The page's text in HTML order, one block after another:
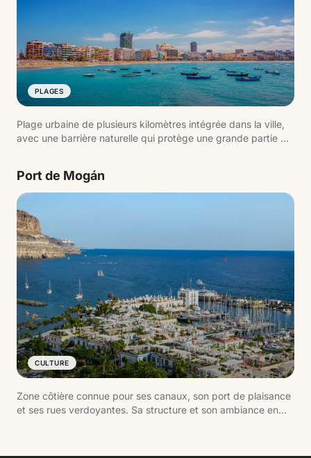
PLAGES
Plage urbaine de plusieurs kilomètres intégrée dans la ville,
avec une barrière naturelle qui protège une grande partie du
Port de Mogán
CULTURE
Zone côtière connue pour ses canaux, son port de plaisance
et ses rues verdoyantes. Sa structure et son ambiance en